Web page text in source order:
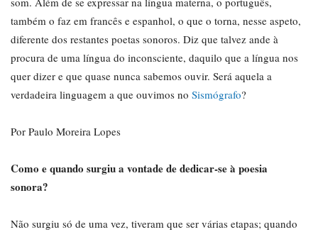
também o faz em francês e espanhol, o que o torna, nesse aspeto,
diferente dos restantes poetas sonoros. Diz que talvez ande à
procura de uma língua do inconsciente, daquilo que a língua nos
quer dizer e que quase nunca sabemos ouvir. Será aquela a
verdadeira linguagem a que ouvimos no Sismógrafo?
Por Paulo Moreira Lopes
Como e quando surgiu a vontade de dedicar-se à poesia
sonora?
Não surgiu só de uma vez, tiveram que ser várias etapas; quando